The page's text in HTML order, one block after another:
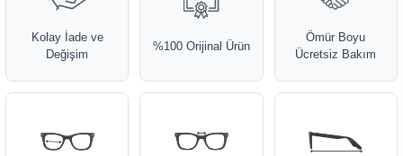
Kolay İade ve
Değişim
%100 Orijinal Ürün
Ömür Boyu
Ücretsiz Bakım